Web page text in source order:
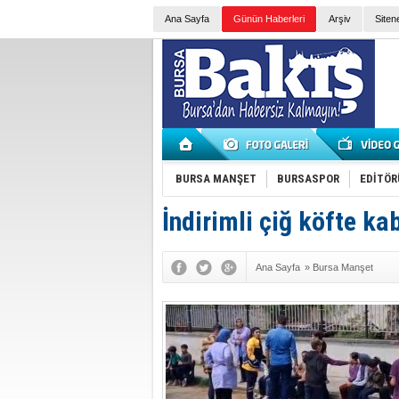
Ana Sayfa Günün Haberleri Arşiv
BURSA MANŞET BURSASPOR
İndirimli çiğ köfte
Ana Sayfa » Bursa Manşet